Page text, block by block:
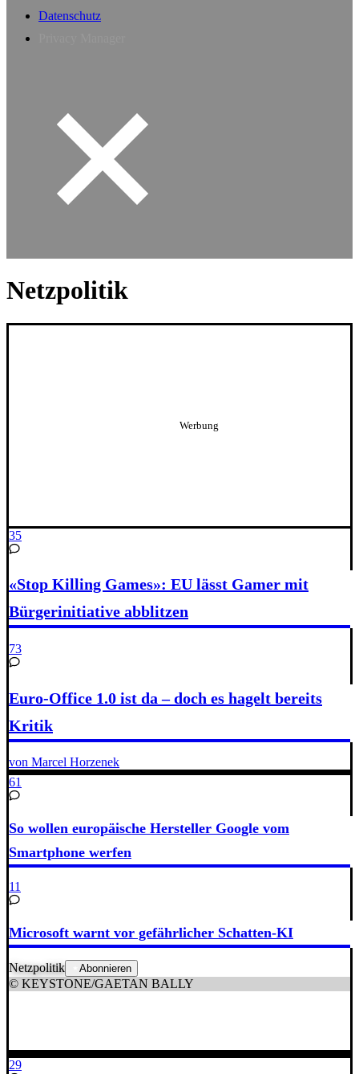
Datenschutz
Netzpolitik
35
«Stop Killing Games»: EU lässt Gamer mit
Bürgerinitiative abblitzen
73
Euro-Office 1.0 ist da – doch es hagelt bereits
Kritik
von Marcel Horzenek
61
So wollen europäische Hersteller Google vom
Smartphone werfen
11
Microsoft warnt vor gefährlicher Schatten-KI
Netzpolitik Abonnieren
© KEYSTONE/GAETAN BALLY
29